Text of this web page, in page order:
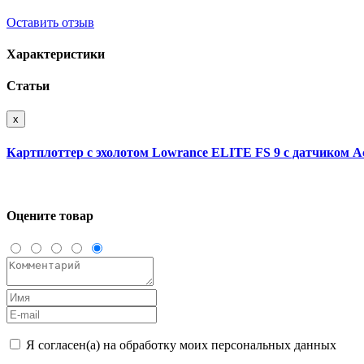
Оставить отзыв
Характеристики
Статьи
x
Картплоттер с эхолотом Lowrance ELITE FS 9 с датчиком
Оцените товар
Я согласен(а) на обработку моих персональных данных